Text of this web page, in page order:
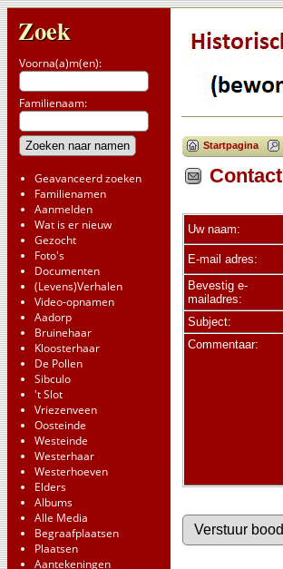
Zoek
Voorna(a)m(en):
Familienaam:
Geavanceerd zoeken
Familienamen
Aanmelden
Wat is er nieuw
Gezocht
Foto's
Documenten
(Levens)Verhalen
Video-opnamen
Aadorp
Bruinehaar
Kloosterhaar
De Pollen
Sibculo
't Slot
Vriezenveen
Oosteinde
Westeinde
Westerhaar
Westerhoeven
Elders
Albums
Alle Media
Begraafplaatsen
Plaatsen
Aantekeningen
Startpagina
Contact
Uw naam:
E-mail adres:
Bevestig e-
mailadres:
Subject:
Commentaar: